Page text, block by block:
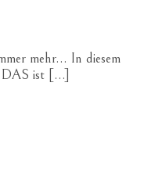
mehr… In diesem
DAS ist […]